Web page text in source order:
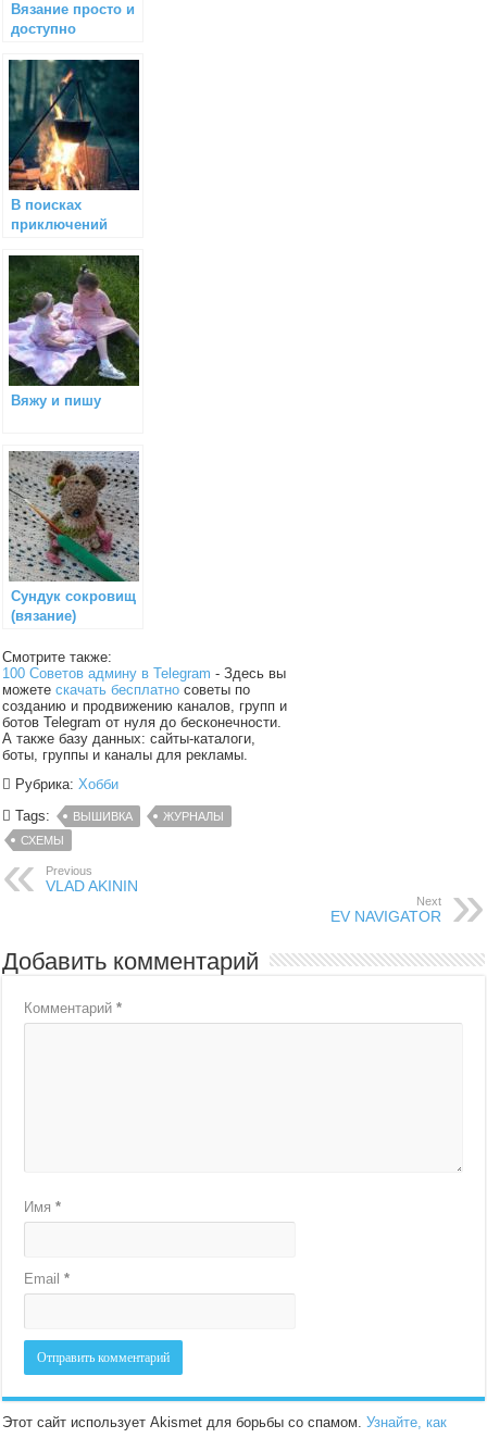
Вязание просто и
доступно
В поисках
приключений
Вяжу и пишу
Сундук сокровищ
(вязание)
Смотрите также:
100 Советов админу в Telegram - Здесь вы
можетескачать бесплатно советы по
созданию и продвижению каналов, групп и
ботов Telegram от нуля до бесконечности.
А также базу данных: сайты-каталоги,
боты, группы и каналы для рекламы.
Рубрика:Хобби
Tags:
ВЫШИВКА
ЖУРНАЛЫ
СХЕМЫ
Previous
VLAD AKININ
Next
EV NAVIGATOR
Добавить комментарий
Комментарий*
Имя*
Email*
Этот сайт использует Akismet для борьбы со спамом.Узнайте, как